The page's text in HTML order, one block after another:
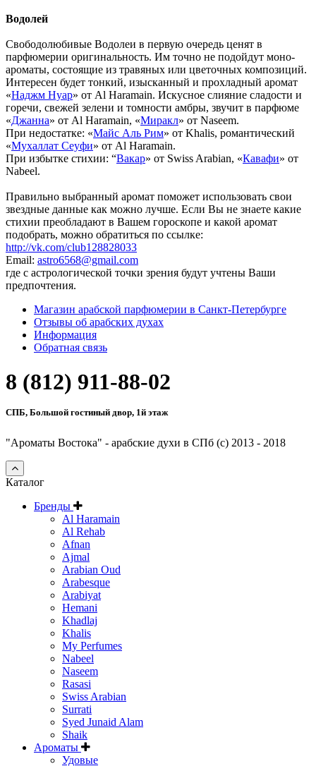
Водолей
Свободолюбивые Водолеи в первую очередь ценят в
парфюмерии оригинальность. Им точно не подойдут моно-
ароматы, состоящие из травяных или цветочных композиций.
Интересен будет тонкий, изысканный и прохладный аромат
«Наджм Нуар» от Al Haramain. Искусное слияние сладости и
горечи, свежей зелени и томности амбры, звучит в парфюме
«Джанна» от Al Haramain, «Миракл» от Naseem.
При недостатке: «Майс Аль Рим» от Khalis, романтический
«Мухаллат Сеуфи» от Al Haramain.
При избытке стихии: “Вакар» от Swiss Arabian, «Кавафи» от
Nabeel.
Правильно выбранный аромат поможет использовать свои
звездные данные как можно лучше. Если Вы не знаете какие
стихии преобладают в Вашем гороскопе и какой аромат
подобрать, можно обратиться по ссылке:
http://vk.com/club128828033
Email: astro6568@gmail.com
где с астрологической точки зрения будут учтены Ваши
предпочтения.
Магазин арабской парфюмерии в Санкт-Петербурге
Отзывы об арабских духах
Информация
Обратная связь
8 (812) 911-88-02
СПБ, Большой гостиный двор, 1й этаж
"Ароматы Востока" - арабские духи в СПб (c) 2013 - 2018
Каталог
Бренды
Al Haramain
Al Rehab
Afnan
Ajmal
Arabian Oud
Arabesque
Arabiyat
Hemani
Khadlaj
Khalis
My Perfumes
Nabeel
Naseem
Rasasi
Swiss Arabian
Surrati
Syed Junaid Alam
Shaik
Ароматы
Удовые